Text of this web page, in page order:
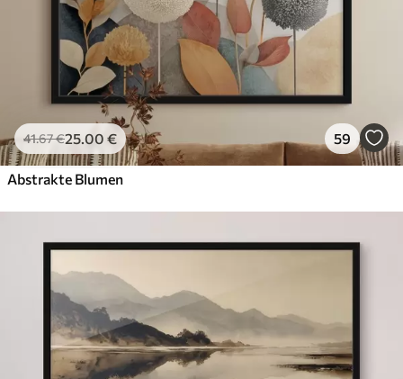
41.67€25.00 € 59
Abstrakte Blumen